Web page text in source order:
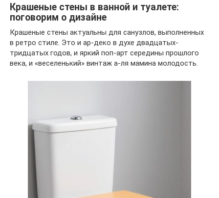
Крашеные стены в ванной и туалете:
поговорим о дизайне
Крашеные стены актуальны для санузлов, выполненных
в ретро стиле. Это и ар-деко в духе двадцатых-
тридцатых годов, и яркий поп-арт середины прошлого
века, и «веселенький» винтаж а-ля мамина молодость.